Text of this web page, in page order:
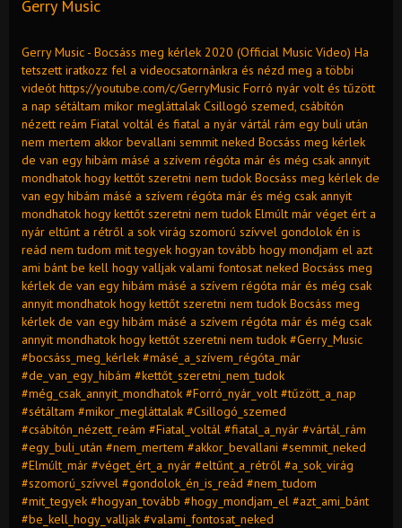
Gerry Music
Gerry Music - Bocsáss meg kérlek 2020 (Official Music Video) Ha
tetszett iratkozz fel a videocsatornánkra és nézd meg a többi
videót https://youtube.com/c/GerryMusic Forró nyár volt és tűzött
a nap sétáltam mikor megláttalak Csillogó szemed, csábítón
nézett reám Fiatal voltál és fiatal a nyár vártál rám egy buli után
nem mertem akkor bevallani semmit neked Bocsáss meg kérlek
de van egy hibám másé a szívem régóta már és még csak annyit
mondhatok hogy kettőt szeretni nem tudok Bocsáss meg kérlek de
van egy hibám másé a szívem régóta már és még csak annyit
mondhatok hogy kettőt szeretni nem tudok Elmúlt már véget ért a
nyár eltűnt a rétről a sok virág szomorú szívvel gondolok én is
reád nem tudom mit tegyek hogyan tovább hogy mondjam el azt
ami bánt be kell hogy valljak valami fontosat neked Bocsáss meg
kérlek de van egy hibám másé a szívem régóta már és még csak
annyit mondhatok hogy kettőt szeretni nem tudok Bocsáss meg
kérlek de van egy hibám másé a szívem régóta már és még csak
annyit mondhatok hogy kettőt szeretni nem tudok #Gerry_Music
#bocsáss_meg_kérlek #másé_a_szívem_régóta_már
#de_van_egy_hibám #kettőt_szeretni_nem_tudok
#még_csak_annyit_mondhatok #Forró_nyár_volt #tűzött_a_nap
#sétáltam #mikor_megláttalak #Csillogó_szemed
#csábítón_nézett_reám #Fiatal_voltál #fiatal_a_nyár #vártál_rám
#egy_buli_után #nem_mertem #akkor_bevallani #semmit_neked
#Elmúlt_már #véget_ért_a_nyár #eltűnt_a_rétről #a_sok_virág
#szomorú_szívvel #gondolok_én_is_reád #nem_tudom
#mit_tegyek #hogyan_tovább #hogy_mondjam_el #azt_ami_bánt
#be_kell_hogy_valljak #valami_fontosat_neked